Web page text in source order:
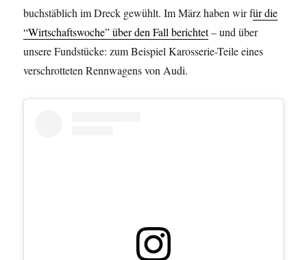
buchstäblich im Dreck gewühlt. Im März haben wir für die
“Wirtschaftswoche” über den Fall berichtet– und über
unsere Fundstücke: zum Beispiel Karosserie-Teile eines
verschrotteten Rennwagens von Audi.